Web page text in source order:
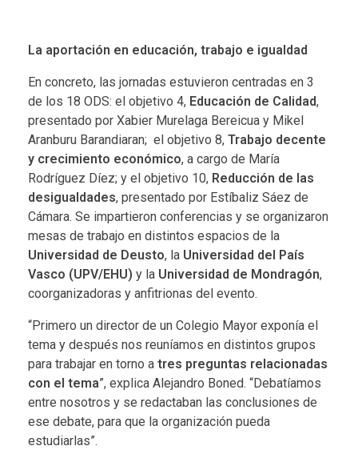
La aportación en educación, trabajo e igualdad
En concreto, las jornadas estuvieron centradas en 3
de los 18 ODS: el objetivo 4, Educación de Calidad,
presentado por Xabier Murelaga Bereicua y Mikel
Aranburu Barandiaran; el objetivo 8, Trabajo decente
y crecimiento económico, a cargo de María
Rodríguez Díez; y el objetivo 10, Reducción de las
desigualdades, presentado por Estíbaliz Sáez de
Cámara. Se impartieron conferencias y se organizaron
mesas de trabajo en distintos espacios de la
Universidad de Deusto, la Universidad del País
Vasco (UPV/EHU) y la Universidad de Mondragón,
coorganizadoras y anfitrionas del evento.
“Primero un director de un Colegio Mayor exponía el
tema y después nos reuníamos en distintos grupos
para trabajar en torno a tres preguntas relacionadas
con el tema”, explica Alejandro Boned. “Debatíamos
entre nosotros y se redactaban las conclusiones de
ese debate, para que la organización pueda
estudiarlas”.